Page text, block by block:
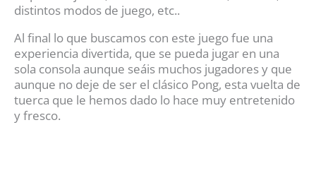
distintos modos de juego, etc..
Al final lo que buscamos con este juego fue una
experiencia divertida, que se pueda jugar en una
sola consola aunque seáis muchos jugadores y que
aunque no deje de ser el clásico Pong, esta vuelta de
tuerca que le hemos dado lo hace muy entretenido
y fresco.